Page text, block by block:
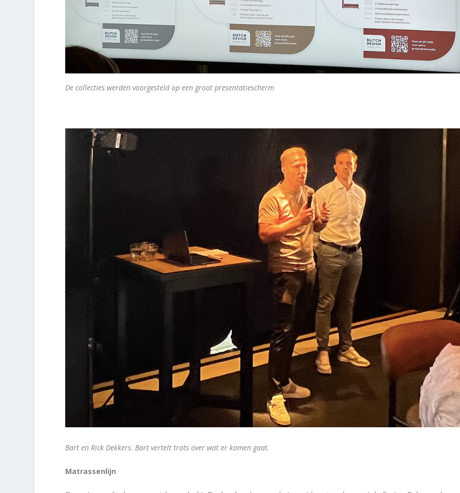
De collecties werden voorgesteld op een groot presentatiescherm
Bart en Rick Dekkers. Bart vertelt trots over wat er komen gaat.
Matrassenlijn